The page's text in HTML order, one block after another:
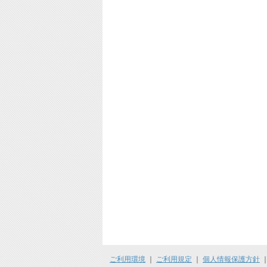
ご利用環境 ご利用規定 個人情報保護方針